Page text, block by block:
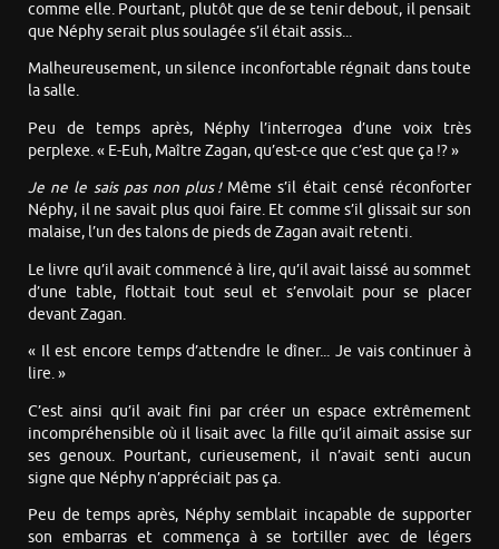
comme elle. Pourtant, plutôt que de se tenir debout, il pensait
que Néphy serait plus soulagée s’il était assis...
Malheureusement, un silence inconfortable régnait dans toute
la salle.
Peu de temps après, Néphy l’interrogea d’une voix très
perplexe. « E-Euh, Maître Zagan, qu’est-ce que c’est que ça !? »
Je ne le sais pas non plus ! Même s’il était censé réconforter
Néphy, il ne savait plus quoi faire. Et comme s’il glissait sur son
malaise, l’un des talons de pieds de Zagan avait retenti.
Le livre qu’il avait commencé à lire, qu’il avait laissé au sommet
d’une table, flottait tout seul et s’envolait pour se placer
devant Zagan.
« Il est encore temps d’attendre le dîner... Je vais continuer à
lire. »
C’est ainsi qu’il avait fini par créer un espace extrêmement
incompréhensible où il lisait avec la fille qu’il aimait assise sur
ses genoux. Pourtant, curieusement, il n’avait senti aucun
signe que Néphy n’appréciait pas ça.
Peu de temps après, Néphy semblait incapable de supporter
son embarras et commença à se tortiller avec de légers